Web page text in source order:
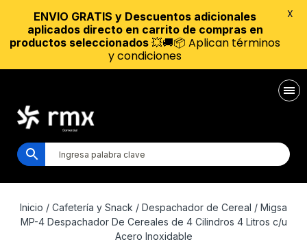
Inicio / Cafetería y Snack / Despachador de Cereal / Migsa
MP-4 Despachador De Cereales de 4 Cilindros 4 Litros c/u
Acero Inoxidable
ENVIO GRATIS y Descuentos adicionales
aplicados directo en carrito de compras en
productos seleccionados 💥🚚📦 Aplican términos
y condiciones
X